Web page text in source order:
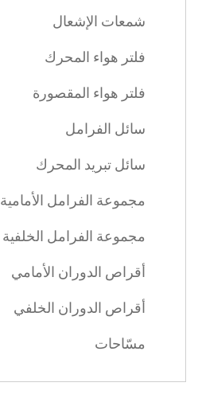
شمعات الإشعال
فلتر هواء المحرك
فلتر هواء المقصورة
سائل الفرامل
سائل تبريد المحرك
مجموعة الفرامل الأمامية
مجموعة الفرامل الخلفية
أقراص الدوران الأمامي
أقراص الدوران الخلفي
مسّاحات